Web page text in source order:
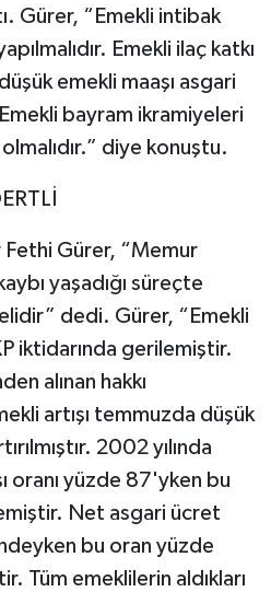
Gürer, “Emekli intibak
Emekli ilaç katkı
düşük emekli maaşı asgari
bayram ikramiyeleri
diye konuştu.
Gürer, “Memur
yaşadığı süreçte
dedi. Gürer, “Emekli
iktidarında gerilemiştir.
alınan hakkı
artışı temmuzda düşük
2002 yılında
oranı yüzde 87'yken bu
Net asgari ücret
bu oran yüzde
Tüm emeklilerin aldıkları